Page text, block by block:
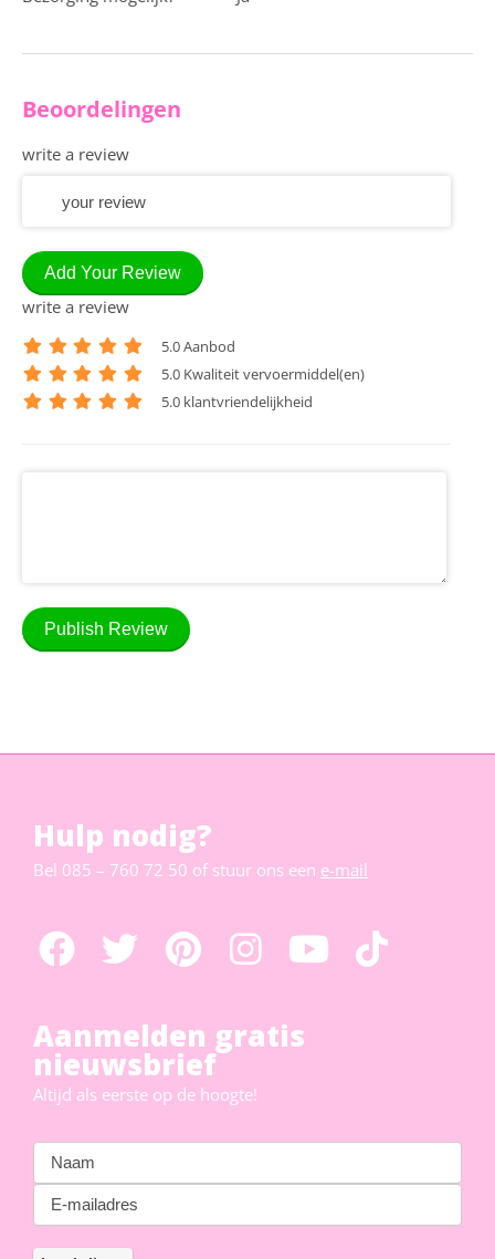
Beoordelingen
write a review
Add Your Review
write a review
5.0 Aanbod
5.0 Kwaliteit vervoermiddel(en)
5.0 klantvriendelijkheid
Publish Review
Hulp nodig?
Bel 085 – 760 72 50 of stuur ons een e-mail
Aanmelden gratis
nieuwsbrief
Altijd als eerste op de hoogte!